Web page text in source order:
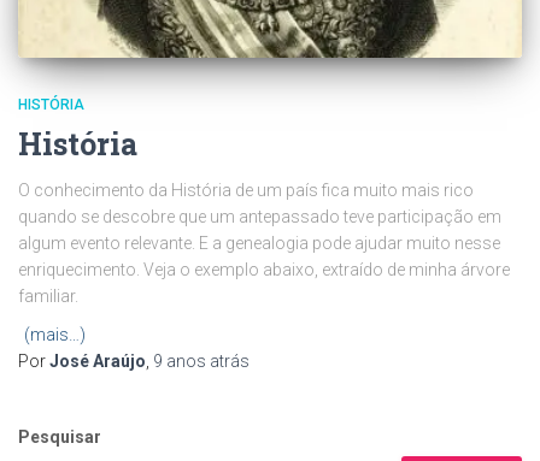
HISTÓRIA
História
O conhecimento da História de um país fica muito mais rico
quando se descobre que um antepassado teve participação em
algum evento relevante. E a genealogia pode ajudar muito nesse
enriquecimento. Veja o exemplo abaixo, extraído de minha árvore
familiar.
(mais…)
PorJosé Araújo, 9 anos atrás
Pesquisar